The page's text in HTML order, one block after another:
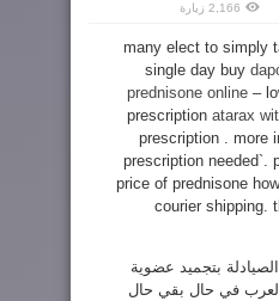
2,166 زيارة
many elect to simply
single day buy
prednisone online –
prescription atarax
prescription . more
prescription needed`.
price of prednisone
courier shipping.
بتجميد عضوية
العرب في حال بقي حال